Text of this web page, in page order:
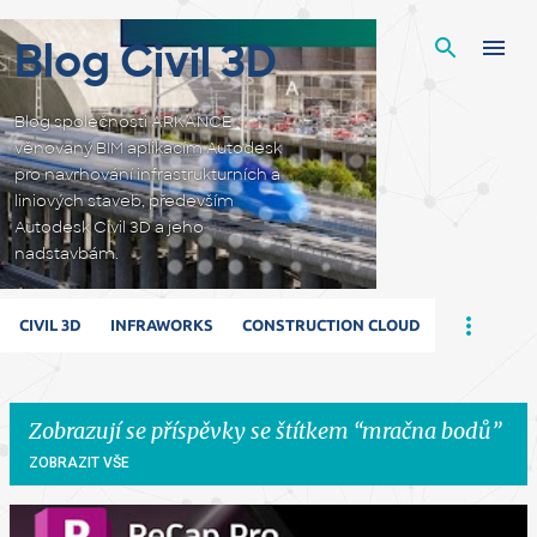
Blog Civil 3D
Blog společnosti ARKANCE
věnovaný BIM aplikacím Autodesk
pro navrhování infrastrukturních a
liniových staveb, především
Autodesk Civil 3D a jeho
nadstavbám.
CIVIL 3D INFRAWORKS CONSTRUCTION CLOUD
Zobrazují se příspěvky se štítkem mračna bodů
ZOBRAZIT VŠE